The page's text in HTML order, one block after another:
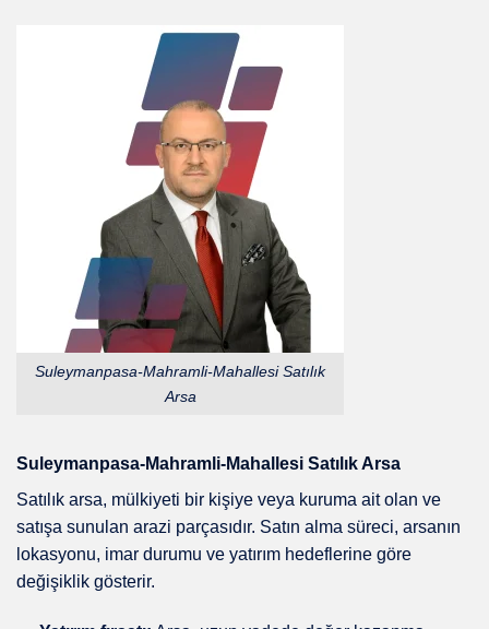
Suleymanpasa-Mahramli-Mahallesi Satılık
Arsa
Suleymanpasa-Mahramli-Mahallesi Satılık Arsa
Satılık arsa, mülkiyeti bir kişiye veya kuruma ait olan ve
satışa sunulan arazi parçasıdır. Satın alma süreci, arsanın
lokasyonu, imar durumu ve yatırım hedeflerine göre
değişiklik gösterir.